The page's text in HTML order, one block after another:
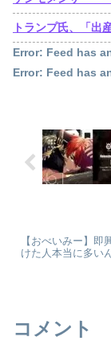
Error: Feed has
Error: Feed has
【おべいみー】即
けた人本当に多い
コメント